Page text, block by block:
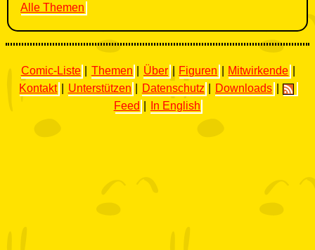
Alle Themen
Comic-Liste Themen Über Figuren Mitwirkende
Kontakt
Unterstützen Datenschutz Downloads
Feed
In English